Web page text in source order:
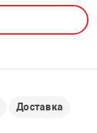
PCI АДАПТЕРЫ
USB
CD-DVD ДИСКИ
ЛЕНТА ДЛЯ
Доставка